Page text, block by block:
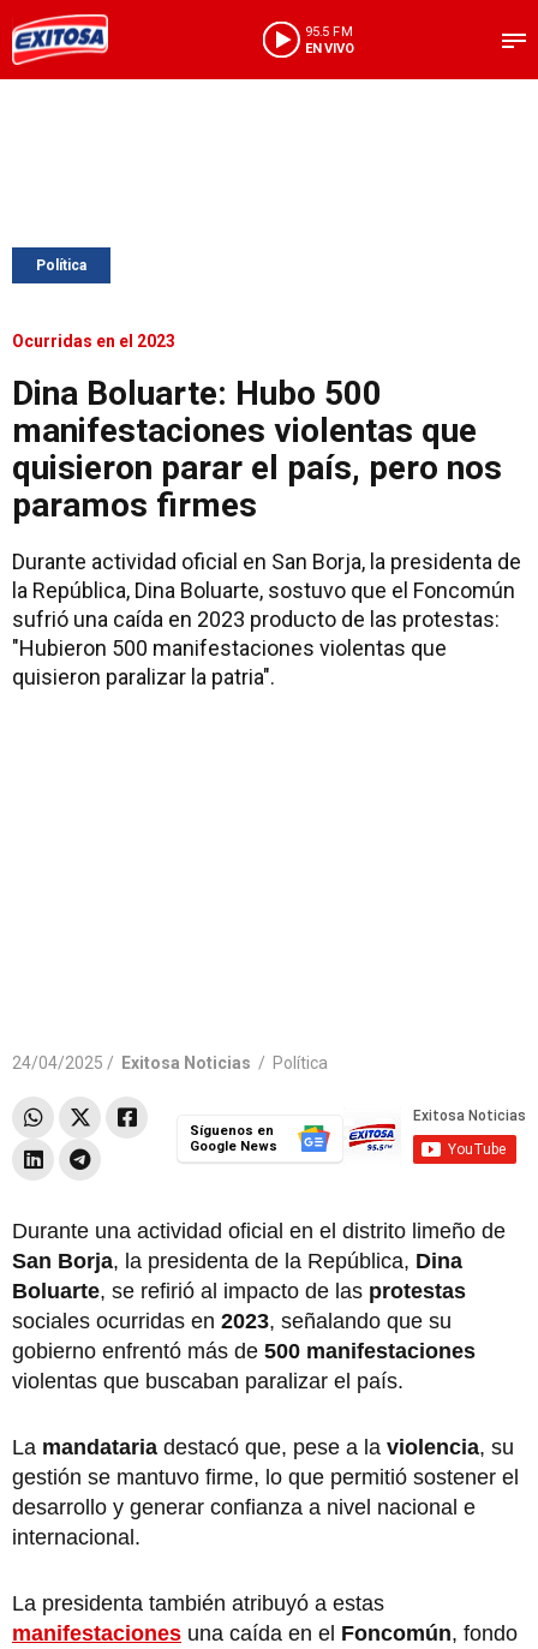
95.5 FM
EN VIVO
Política
Ocurridas en el 2023
Dina Boluarte: Hubo 500
manifestaciones violentas que
quisieron parar el país, pero nos
paramos firmes
Durante actividad oficial en San Borja, la presidenta de
la República, Dina Boluarte, sostuvo que el Foncomún
sufrió una caída en 2023 producto de las protestas:
"Hubieron 500 manifestaciones violentas que
quisieron paralizar la patria".
24/04/2025 / Exitosa Noticias / Política
Síguenos en
Google News
Durante una actividad oficial en el distrito limeño de
San Borja, la presidenta de la República, Dina
Boluarte, se refirió al impacto de las protestas
sociales ocurridas en 2023, señalando que su
gobierno enfrentó más de 500 manifestaciones
violentas que buscaban paralizar el país.
La mandataria destacó que, pese a la violencia, su
gestión se mantuvo firme, lo que permitió sostener el
desarrollo y generar confianza a nivel nacional e
internacional.
La presidenta también atribuyó a estas
manifestaciones una caída en el Foncomún, fondo